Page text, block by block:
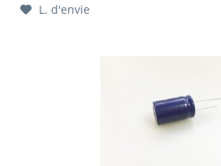
L. d'envie